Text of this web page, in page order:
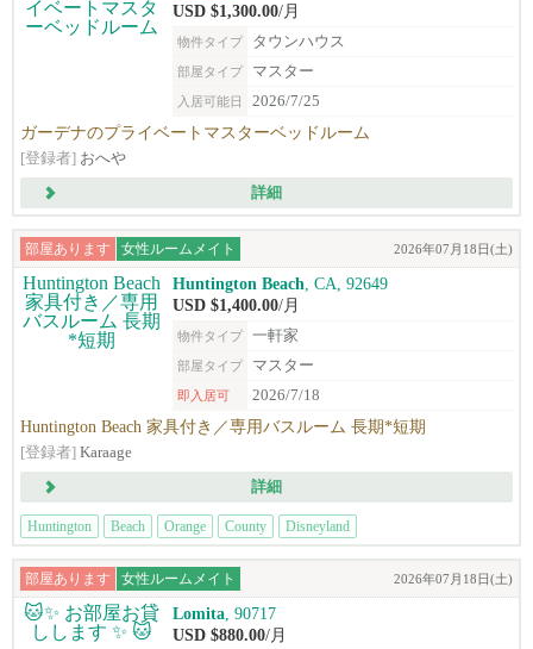
USD $1,300.00/月
物件タイプ タウンハウス
部屋タイプ マスター
入居可能日 2026/7/25
ガーデナのプライベートマスターベッドルーム
[登録者] おへや
詳細
部屋あります 女性ルームメイト 2026年07月18日(土)
Huntington Beach , CA, 92649
USD $1,400.00/月
物件タイプ 一軒家
部屋タイプ マスター
即入居可 2026/7/18
Huntington Beach 家具付き／専用バスルーム 長期*短期
[登録者] Karaage
詳細
Huntington Beach Orange County Disneyland
部屋あります 女性ルームメイト 2026年07月18日(土)
Lomita , 90717
USD $880.00/月